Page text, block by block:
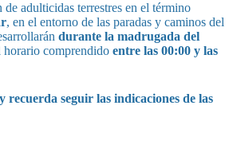
adulticidas terrestres en el término
, en el entorno de las paradas y caminos del
durante la madrugada del
horario comprendido entre las 00:00 y las
seguir las indicaciones de las